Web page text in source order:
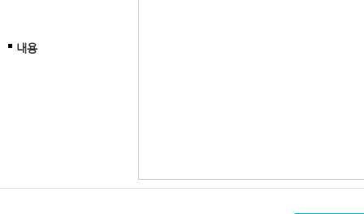
내용